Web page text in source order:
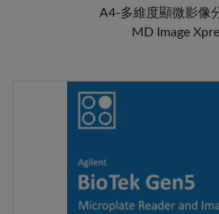
A4-多維度顯微影像
MD Image